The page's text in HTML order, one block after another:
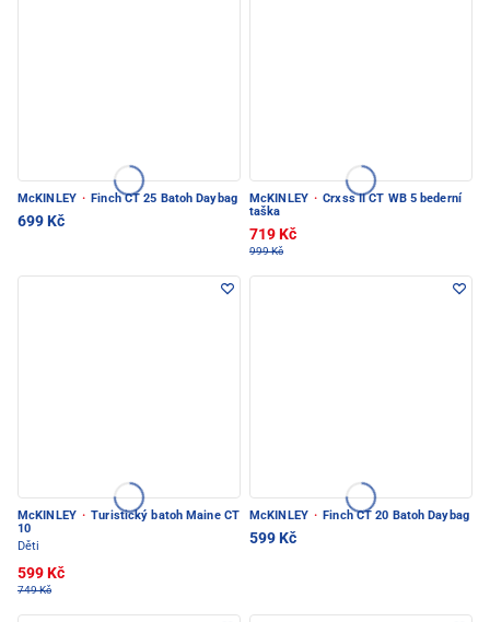
McKINLEY · Finch CT 25 Batoh Daybag
699 Kč
McKINLEY · Crxss II CT WB 5 bederní
taška
719 Kč
999 Kč
McKINLEY · Turistický batoh Maine CT
10
Děti
599 Kč
749 Kč
McKINLEY · Finch CT 20 Batoh Daybag
599 Kč